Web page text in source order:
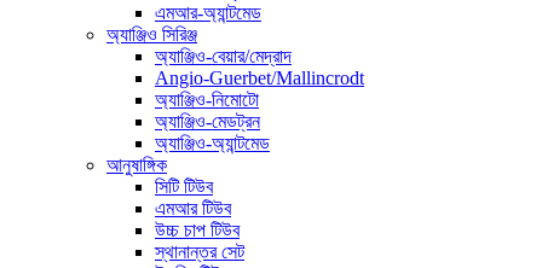
এমআর-অ্যান্টমেড
অ্যাঞ্জিও সিরিঞ্জ
অ্যাঞ্জিও-বেয়ার/মেদ্রাদ
Angio-Guerbet/Mallincrodt
অ্যাঞ্জিও-নিমোটো
অ্যাঞ্জিও-মেডট্রন
অ্যাঞ্জিও-অ্যান্টমেড
আনুষাঙ্গিক
সিটি টিউব
এমআর টিউব
উচ্চ চাপ টিউব
স্থানান্তর সেট